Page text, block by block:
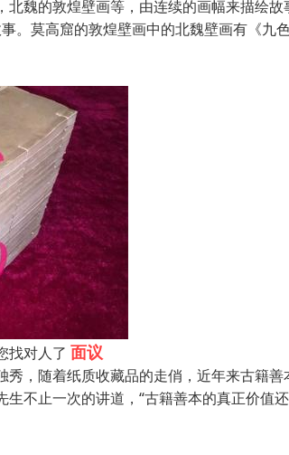
北魏的敦煌壁画等，由连续的画幅来描绘
。莫高窟的敦煌壁画中的北魏壁画有《
找对人了 面议
，随着纸质收藏品的走俏，近年来古籍
不止一次的讲道，“古籍善本的真正价值